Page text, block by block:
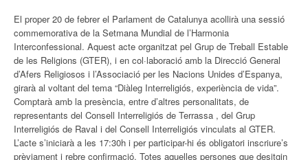
El proper 20 de febrer el Parlament de Catalunya acollirà una sessió
commemorativa de la Setmana Mundial de l’Harmonia
Interconfessional. Aquest acte organitzat pel Grup de Treball Estable
de les Religions (GTER), i en col·laboració amb la Direcció General
d’Afers Religiosos i l’Associació per les Nacions Unides d’Espanya,
girarà al voltant del tema “Diàleg Interreligiós, experiència de vida”.
Comptarà amb la presència, entre d’altres personalitats, de
representants del Consell Interreligiós de Terrassa , del Grup
Interreligiós de Raval i del Consell Interreligiós vinculats al GTER.
L’acte s’iniciarà a les 17:30h i per participar-hi és obligatori inscriure’s
prèviament i rebre confirmació. Totes aquelles persones que desitgin